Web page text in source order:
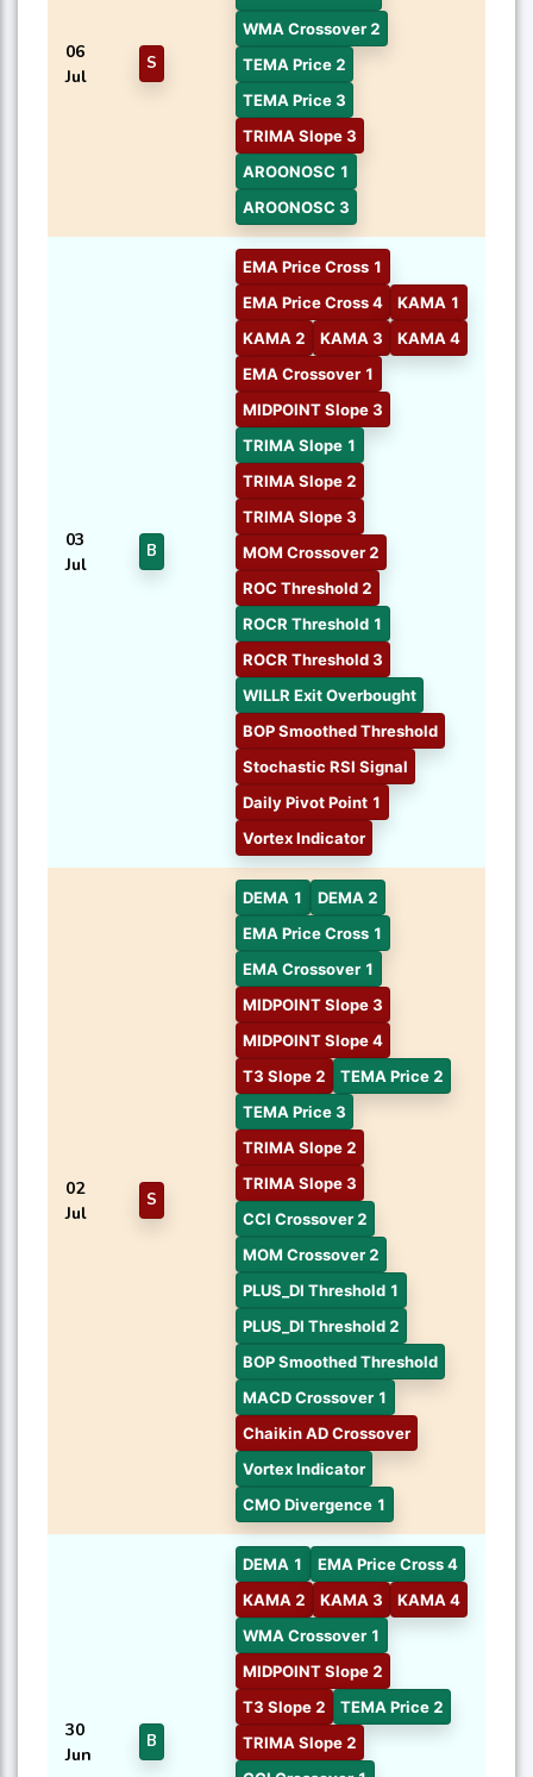
06
Jul
S
WMA Crossover 2
TEMA Price 2
TEMA Price 3
TRIMA Slope 3
AROONOSC 1
AROONOSC 3
03
Jul
B
EMA Price Cross 1
EMA Price Cross 4
KAMA 1
KAMA 2
KAMA 3
KAMA 4
EMA Crossover 1
MIDPOINT Slope 3
TRIMA Slope 1
TRIMA Slope 2
TRIMA Slope 3
MOM Crossover 2
ROC Threshold 2
ROCR Threshold 1
ROCR Threshold 3
WILLR Exit Overbought
BOP Smoothed Threshold
Stochastic RSI Signal
Daily Pivot Point 1
Vortex Indicator
02
Jul
S
DEMA 1
DEMA 2
EMA Price Cross 1
EMA Crossover 1
MIDPOINT Slope 3
MIDPOINT Slope 4
T3 Slope 2
TEMA Price 2
TEMA Price 3
TRIMA Slope 2
TRIMA Slope 3
CCI Crossover 2
MOM Crossover 2
PLUS_DI Threshold 1
PLUS_DI Threshold 2
BOP Smoothed Threshold
MACD Crossover 1
Chaikin AD Crossover
Vortex Indicator
CMO Divergence 1
30
Jun
B
DEMA 1
EMA Price Cross 4
KAMA 2
KAMA 3
KAMA 4
WMA Crossover 1
MIDPOINT Slope 2
T3 Slope 2
TEMA Price 2
TRIMA Slope 2